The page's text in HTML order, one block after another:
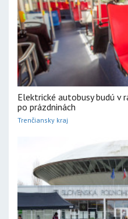
Elektrické autobusy budú v
po prázdninách
Trenčiansky kraj